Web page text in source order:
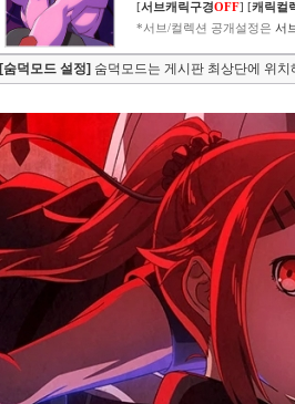
[서브캐릭구경OFF] [캐릭컬
*서브/컬렉션 공개설정은 서
[숨덕모드 설정] 숨덕모드는 게시판 최상단에 위